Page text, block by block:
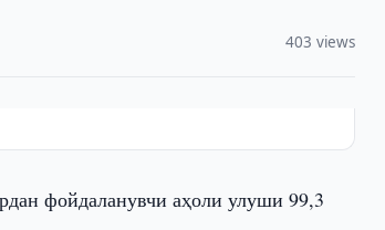
403 views
фойдаланувчи аҳоли улуши 99,3